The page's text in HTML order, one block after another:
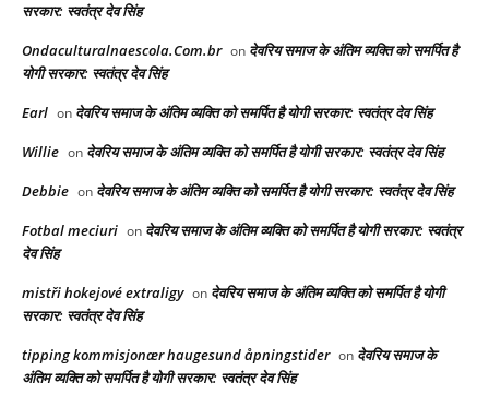
सरकार: स्वतंत्र देव सिंह
Ondaculturalnaescola.Com.br on देवरिय समाज के अंतिम व्यक्ति को समर्पित है
योगी सरकार: स्वतंत्र देव सिंह
Earl on देवरिय समाज के अंतिम व्यक्ति को समर्पित है योगी सरकार: स्वतंत्र देव सिंह
Willie on देवरिय समाज के अंतिम व्यक्ति को समर्पित है योगी सरकार: स्वतंत्र देव सिंह
Debbie on देवरिय समाज के अंतिम व्यक्ति को समर्पित है योगी सरकार: स्वतंत्र देव सिंह
Fotbal meciuri on देवरिय समाज के अंतिम व्यक्ति को समर्पित है योगी सरकार: स्वतंत्र
देव सिंह
mistři hokejové extraligy on देवरिय समाज के अंतिम व्यक्ति को समर्पित है योगी
सरकार: स्वतंत्र देव सिंह
tipping kommisjonær haugesund åpningstider on देवरिय समाज के
अंतिम व्यक्ति को समर्पित है योगी सरकार: स्वतंत्र देव सिंह